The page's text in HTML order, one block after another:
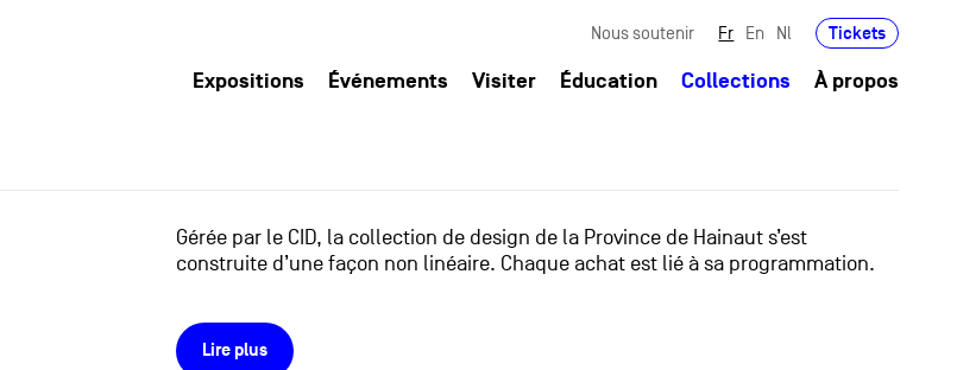
Nous soutenir Fr En Nl Tickets
Expositions Événements Visiter Éducation Collections À propos
Gérée par le CID, la collection de design de la Province de Hainaut s’est
construite d’une façon non linéaire. Chaque achat est lié à sa programmation.
Lire plus